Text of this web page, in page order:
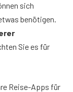
sich
benötigen.
Sie es für
Reise-Apps für